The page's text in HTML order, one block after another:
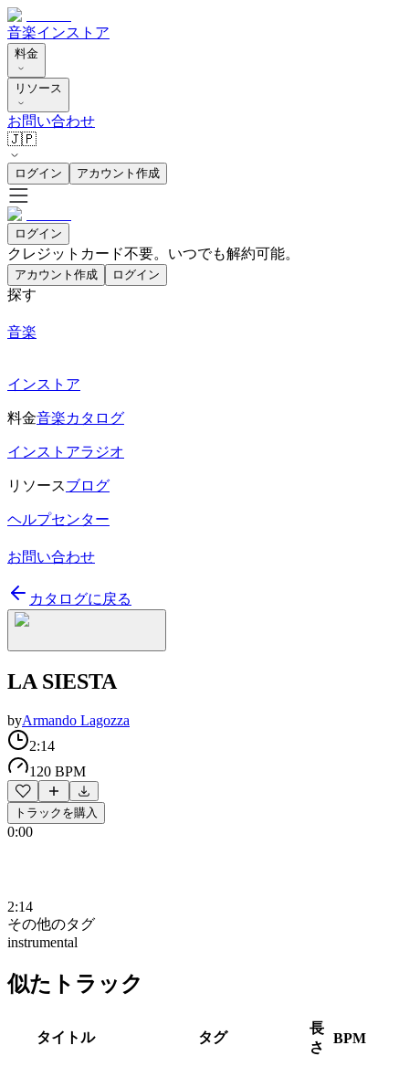
音楽インストア
料金
リソース
お問い合わせ
🇯🇵
ログイン アカウント作成
ログイン
クレジットカード不要。いつでも解約可能。
アカウント作成 ログイン
探す
音楽
インストア
料金音楽カタログ
インストアラジオ
リソースブログ
ヘルプセンター
お問い合わせ
カタログに戻る
LA SIESTA
byArmando Lagozza
2:14
120 BPM
トラックを購入
0:00
2:14
その他のタグ
instrumental
似たトラック
タイトル タグ
長
さ
BPM